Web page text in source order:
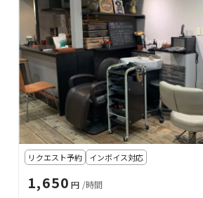
リクエスト予約 インボイス対応
1,650 円 /時間